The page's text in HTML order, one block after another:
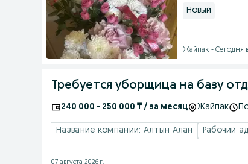
Новый
Жайпак - Сегодня
Требуется уборщица на базу
240 000 - 250 000 ₸ / за месяц Жайпак
Название компании: Алтын Алан Рабочий
07 августа 2026 г.